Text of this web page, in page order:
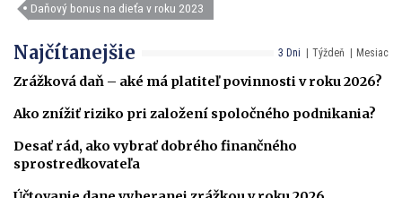
Daňový bonus na dieťa v roku 2023
3 Dni Týždeň Mesiac
Najčítanejšie
Zrážková daň – aké má platiteľ povinnosti v roku 2026?
Ako znížiť riziko pri založení spoločného podnikania?
Desať rád, ako vybrať dobrého finančného
sprostredkovateľa